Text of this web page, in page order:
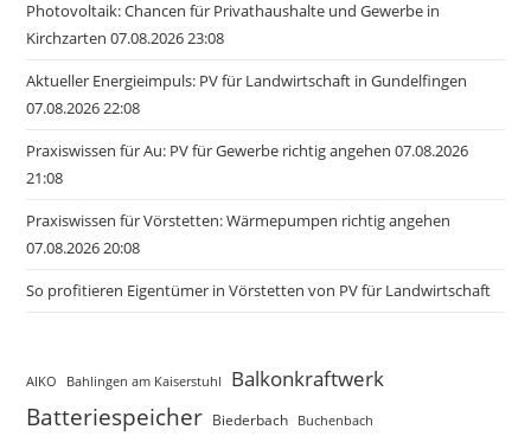
Photovoltaik: Chancen für Privathaushalte und Gewerbe in
Kirchzarten 07.08.2026 23:08
Aktueller Energieimpuls: PV für Landwirtschaft in Gundelfingen
07.08.2026 22:08
Praxiswissen für Au: PV für Gewerbe richtig angehen 07.08.2026
21:08
Praxiswissen für Vörstetten: Wärmepumpen richtig angehen
07.08.2026 20:08
So profitieren Eigentümer in Vörstetten von PV für Landwirtschaft
AIKO Bahlingen am Kaiserstuhl Balkonkraftwerk
Batteriespeicher Biederbach Buchenbach